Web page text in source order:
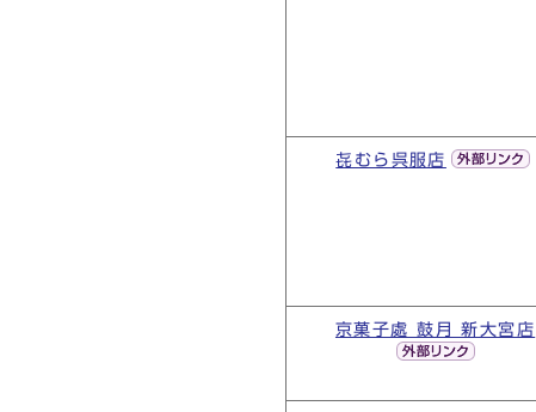
㐂むら呉服店
京菓子處 鼓月 新大宮店